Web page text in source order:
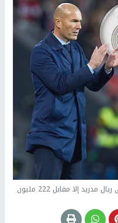
سان جيرمان لن يوافق على انتقال نيمار لى ريال مدريد إلا مقابل 222 مليون